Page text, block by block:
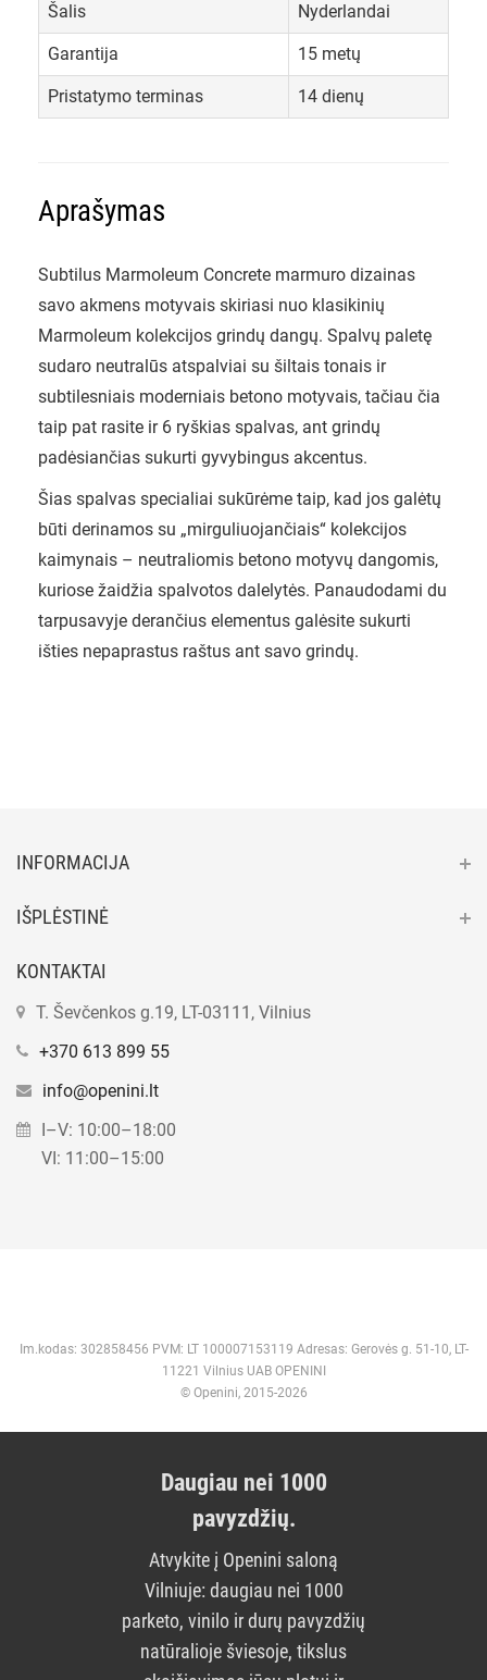
Šalis Nyderlandai
Garantija 15 metų
Pristatymo terminas 14 dienų
Aprašymas
Subtilus Marmoleum Concrete marmuro dizainas
savo akmens motyvais skiriasi nuo klasikinių
Marmoleum kolekcijos grindų dangų. Spalvų paletę
sudaro neutralūs atspalviai su šiltais tonais ir
subtilesniais moderniais betono motyvais, tačiau čia
taip pat rasite ir 6 ryškias spalvas, ant grindų
padėsiančias sukurti gyvybingus akcentus.
Šias spalvas specialiai sukūrėme taip, kad jos galėtų
būti derinamos su „mirguliuojančiais“ kolekcijos
kaimynais – neutraliomis betono motyvų dangomis,
kuriose žaidžia spalvotos dalelytės. Panaudodami du
tarpusavyje derančius elementus galėsite sukurti
išties nepaprastus raštus ant savo grindų.
INFORMACIJA
IŠPLĖSTINĖ
KONTAKTAI
T. Ševčenkos g.19, LT-03111, Vilnius
+370 613 899 55
info@openini.lt
I–V: 10:00–18:00
VI: 11:00–15:00
Im.kodas: 302858456 PVM: LT 100007153119 Adresas: Gerovės g. 51-10, LT-
11221 Vilnius UAB OPENINI
© Openini, 2015-2026
Daugiau nei 1000
pavyzdžių.
Atvykite į Openini saloną
Vilniuje: daugiau nei 1000
parketo, vinilo ir durų pavyzdžių
natūralioje šviesoje, tikslus